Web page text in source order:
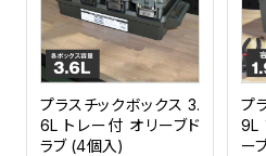
プラスチックボックス 3.
6L トレー付 オリーブド
ラブ (4個入)
プ
9L
ー